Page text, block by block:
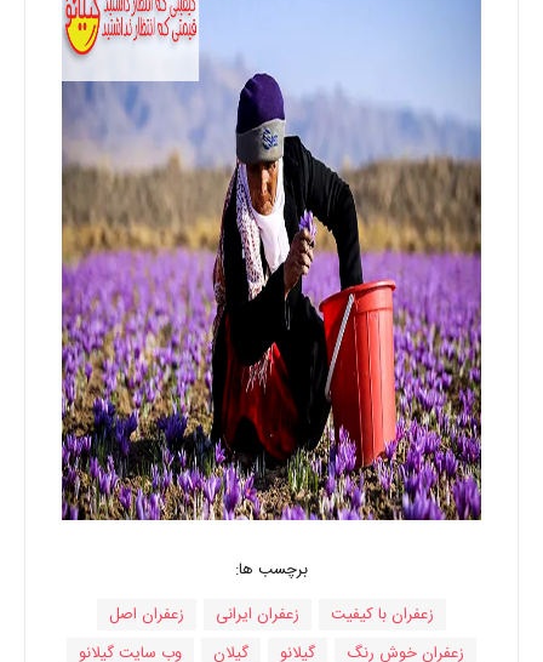
برچسب ها:
زعفران با کیفیت
زعفران ایرانی
زعفران اصل
زعفران خوش رنگ
گیلانو گیلان
وب سایت گیلانو